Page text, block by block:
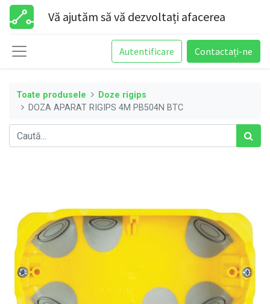
Vă ajutăm să vă dezvoltați afacerea
Autentificare Contactați-ne
Toate produsele
Doze rigips
DOZA APARAT RIGIPS 4M PB504N BTC